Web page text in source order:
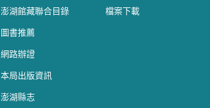
澎湖館藏聯合目錄
圖書推薦
網路辦證
本局出版資訊
澎湖縣志
檔案下載